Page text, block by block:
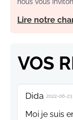
Lire notre
VOS
Dida 2022-06-23
Moi je suis